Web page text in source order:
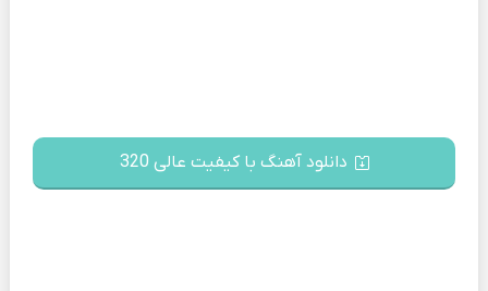
دانلود آهنگ با کیفیت عالی 320